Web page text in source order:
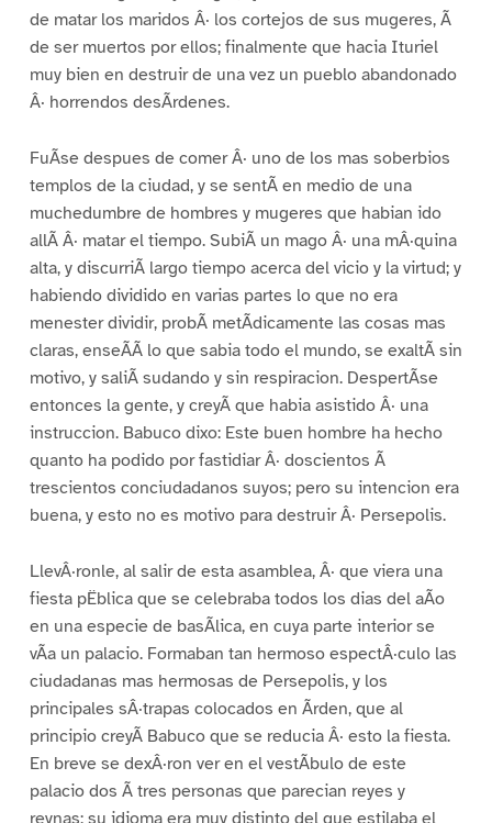
de matar los maridos Â· los cortejos de sus mugeres, Ã
de ser muertos por ellos; finalmente que hacia Ituriel
muy bien en destruir de una vez un pueblo abandonado
Â· horrendos desÃrdenes.
FuÃse despues de comer Â· uno de los mas soberbios
templos de la ciudad, y se sentÃ en medio de una
muchedumbre de hombres y mugeres que habian ido
allÃ Â· matar el tiempo. SubiÃ un mago Â· una mÂ·quina
alta, y discurriÃ largo tiempo acerca del vicio y la virtud; y
habiendo dividido en varias partes lo que no era
menester dividir, probÃ metÃdicamente las cosas mas
claras, enseÃÃ lo que sabia todo el mundo, se exaltÃ sin
motivo, y saliÃ sudando y sin respiracion. DespertÃse
entonces la gente, y creyÃ que habia asistido Â· una
instruccion. Babuco dixo: Este buen hombre ha hecho
quanto ha podido por fastidiar Â· doscientos Ã
trescientos conciudadanos suyos; pero su intencion era
buena, y esto no es motivo para destruir Â· Persepolis.
LlevÂ·ronle, al salir de esta asamblea, Â· que viera una
fiesta pËblica que se celebraba todos los dias del aÃo
en una especie de basÃlica, en cuya parte interior se
vÃa un palacio. Formaban tan hermoso espectÂ·culo las
ciudadanas mas hermosas de Persepolis, y los
principales sÂ·trapas colocados en Ãrden, que al
principio creyÃ Babuco que se reducia Â· esto la fiesta.
En breve se dexÂ·ron ver en el vestÃbulo de este
palacio dos Ã tres personas que parecian reyes y
reynas; su idioma era muy distinto del que estilaba el